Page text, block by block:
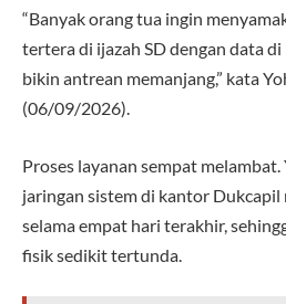
“Banyak orang tua ingin
tertera di ijazah SD dengan data
bikin antrean memanjang,” kata
(06/09/2026).
Proses layanan sempat
jaringan sistem di kantor Dukcapil
selama empat hari terakhir,
fisik sedikit tertunda.